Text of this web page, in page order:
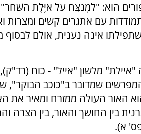
הוא: "לַמְנַצֵּחַ עַל אַיֶּלֶת
עם אתגרים קשים ומצרות
אינה נענית, אולם
מלשון "אייל" - כוח
המפרשים שמדובר ב"כוכב
האור העולה ממזרח ומאיר את
בין החושך והאור, בין הצרה
א).